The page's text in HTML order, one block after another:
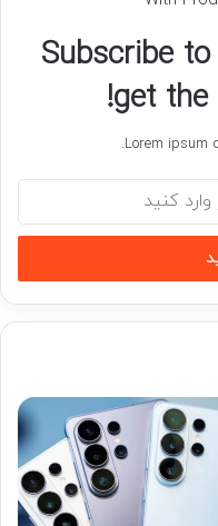
Subscribe
get the
Lorem ipsum